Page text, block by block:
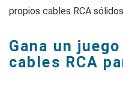
propios cables RCA
Gana un
cables RCA